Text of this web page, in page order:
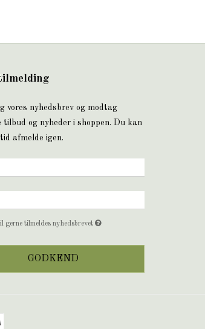
vores nyhedsbrev og modtag
tilbud og nyheder i shoppen. Du kan
afmelde igen.
gerne tilmeldes nyhedsbrevet
GODKEND